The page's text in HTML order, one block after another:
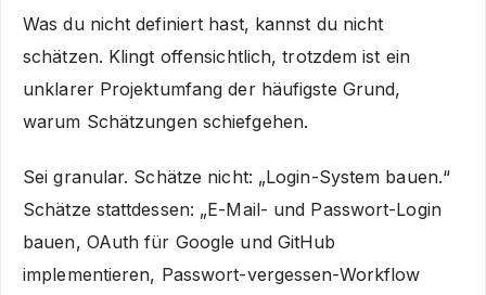
Was du nicht definiert hast, kannst du nicht
schätzen. Klingt offensichtlich, trotzdem ist ein
unklarer Projektumfang der häufigste Grund,
warum Schätzungen schiefgehen.
Sei granular. Schätze nicht: „Login-System bauen.“
Schätze stattdessen: „E-Mail- und Passwort-Login
bauen, OAuth für Google und GitHub
implementieren, Passwort-vergessen-Workflow